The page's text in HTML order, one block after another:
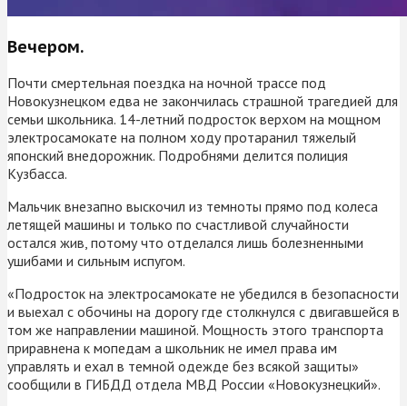
Вечером.
Почти смертельная поездка на ночной трассе под
Новокузнецком едва не закончилась страшной трагедией для
семьи школьника. 14-летний подросток верхом на мощном
электросамокате на полном ходу протаранил тяжелый
японский внедорожник. Подробнями делится полиция
Кузбасса.
Мальчик внезапно выскочил из темноты прямо под колеса
летящей машины и только по счастливой случайности
остался жив, потому что отделался лишь болезненными
ушибами и сильным испугом.
«Подросток на электросамокате не убедился в безопасности
и выехал с обочины на дорогу где столкнулся с двигавшейся в
том же направлении машиной. Мощность этого транспорта
приравнена к мопедам а школьник не имел права им
управлять и ехал в темной одежде без всякой защиты»
сообщили в ГИБДД отдела МВД России «Новокузнецкий».